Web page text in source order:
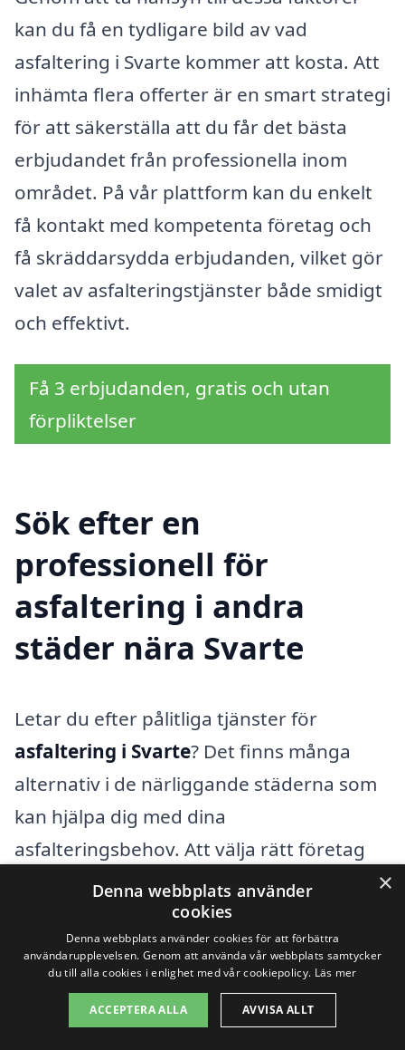
kan du få en tydligare bild av vad
asfaltering i Svarte kommer att kosta. Att
inhämta flera offerter är en smart strategi
för att säkerställa att du får det bästa
erbjudandet från professionella inom
området. På vår plattform kan du enkelt
få kontakt med kompetenta företag och
få skräddarsydda erbjudanden, vilket gör
valet av asfalteringstjänster både smidigt
och effektivt.
Få 3 erbjudanden, gratis och utan
förpliktelser
Sök efter en
professionell för
asfaltering i andra
städer nära Svarte
Letar du efter pålitliga tjänster för
asfaltering i Svarte? Det finns många
alternativ i de närliggande städerna som
kan hjälpa dig med dina
asfalteringsbehov. Att välja rätt företag
kan göra stor skillnad för kvaliteten och
hållbarheten av ditt asfalterade område.
Här är några städer där du kan hitta
professionella no för asfaltering i
närheten av Svarte:
×
Denna webbplats använder
cookies
Denna webbplats använder cookies för att förbättra
användarupplevelsen. Genom att använda vår webbplats samtycker
du till alla cookies i enlighet med vår cookiepolicy. Läs mer
ACCEPTERA ALLA AVVISA ALLT